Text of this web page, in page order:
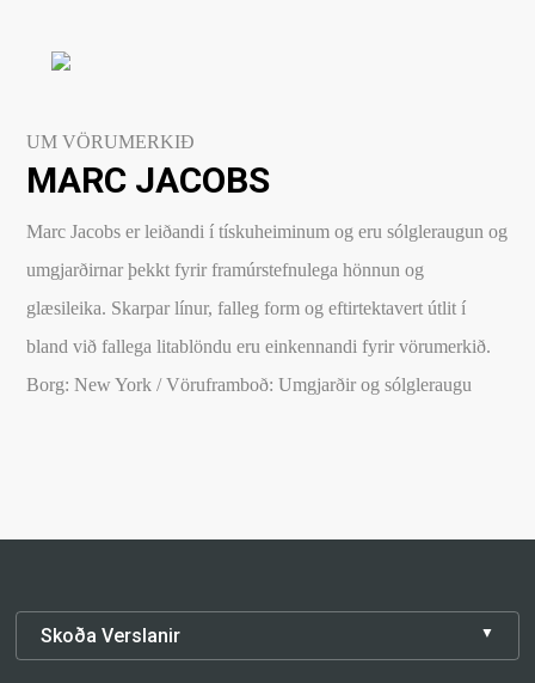
UM VÖRUMERKIÐ
MARC JACOBS
Marc Jacobs er leiðandi í tískuheiminum og eru sólgleraugun og
umgjarðirnar þekkt fyrir framúrstefnulega hönnun og
glæsileika. Skarpar línur, falleg form og eftirtektavert útlit í
bland við fallega litablöndu eru einkennandi fyrir vörumerkið.
Borg: New York / Vöruframboð: Umgjarðir og sólgleraugu
Skoða Verslanir